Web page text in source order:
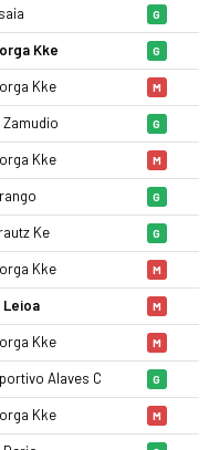
Grup 4'de 15.
G
Kke G
Kke M
Zamudio G
Kke M
G
Ke G
Kke M
Leioa M
Kke M
Alaves C G
Kke M